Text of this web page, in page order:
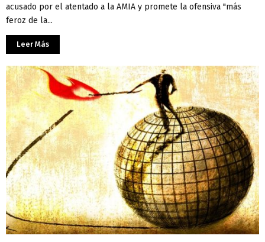
acusado por el atentado a la AMIA y promete la ofensiva "más
feroz de la...
Leer Más